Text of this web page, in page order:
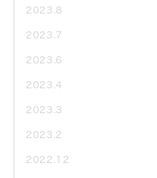
2023.8
2023.7
2023.6
2023.4
2023.3
2023.2
2022.12